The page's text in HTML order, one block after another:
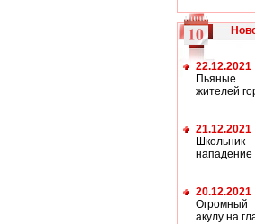
22.12.2021
Пьяные
жителей
21.12.2021
нападение
20.12.2021
Огромный
акулу на